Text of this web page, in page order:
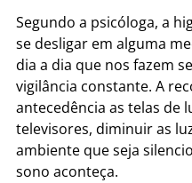
Segundo a psicóloga, a
se desligar em alguma
dia a dia que nos fazem
vigilância constante. A
antecedência as telas de
televisores, diminuir as
ambiente que seja
sono aconteça.